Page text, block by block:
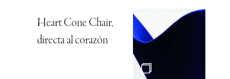
Heart Cone Chair,
directa al corazón